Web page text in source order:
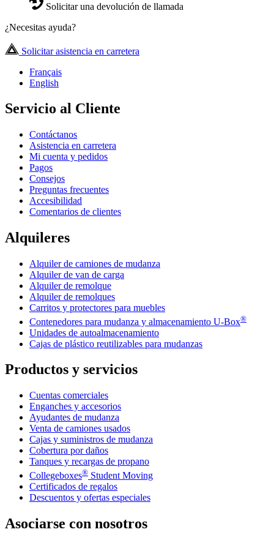
Solicitar una devolución de llamada
¿Necesitas ayuda?
Solicitar asistencia en carretera
Français
English
Servicio al Cliente
Contáctanos
Asistencia en carretera
Mi cuenta y pedidos
Pagos
Consejos
Preguntas frecuentes
Accesibilidad
Comentarios de clientes
Alquileres
Alquiler de camiones de mudanza
Alquiler de van de carga
Alquiler de remolque
Alquiler de remolques
Carritos y protectores para muebles
Contenedores para mudanza y almacenamiento U-Box®
Unidades de autoalmacenamiento
Cajas de plástico reutilizables para mudanzas
Productos y servicios
Cuentas comerciales
Enganches y accesorios
Ayudantes de mudanza
Venta de camiones usados
Cajas y suministros de mudanza
Cobertura por daños
Tanques y recargas de propano
Collegeboxes® Student Moving
Certificados de regalos
Descuentos y ofertas especiales
Asociarse con nosotros